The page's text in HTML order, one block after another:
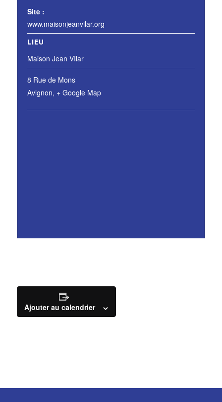
Site :
www.maisonjeanvilar.org
LIEU
Maison Jean VIlar
8 Rue de Mons
Avignon, + Google Map
Ajouter au calendrier